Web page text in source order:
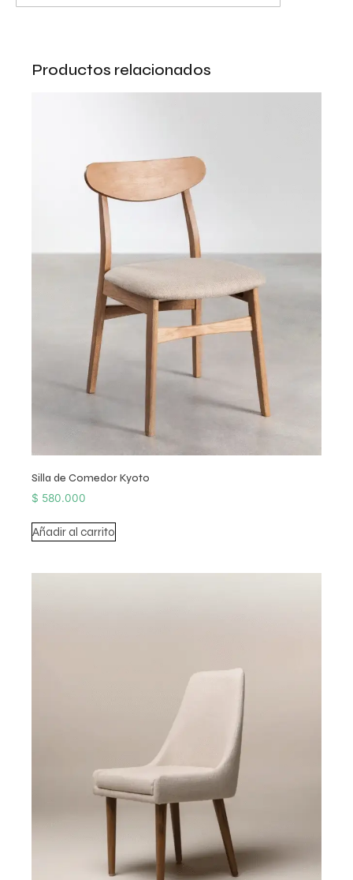
Productos relacionados
Silla de Comedor Kyoto
$ 580.000
Añadir al carrito